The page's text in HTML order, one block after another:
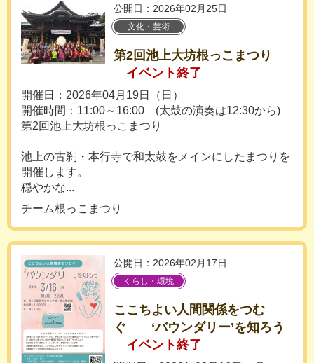
公開日：2026年02月25日
文化・芸術
第2回池上大坊根っこまつり
イベント終了
開催日：2026年04月19日（日）
開催時間：11:00～16:00 (太鼓の演奏は12:30から)
第2回池上大坊根っこまつり
池上の古刹・本行寺で和太鼓をメインにしたまつりを
開催します。
穏やかな...
チーム根っこまつり
公開日：2026年02月17日
くらし・環境
ここちよい人間関係をつむ
ぐ ‘バウンダリー’を知ろう
イベント終了